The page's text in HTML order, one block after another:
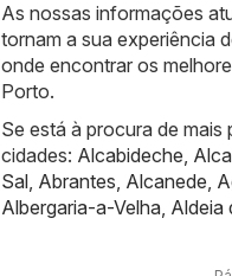
As nossas informações
tornam a sua experiência
onde encontrar os
Porto.
Se está à procura de
cidades: Alcabideche,
Sal, Abrantes, Alcanede,
Albergaria-a-Velha, Aldeia